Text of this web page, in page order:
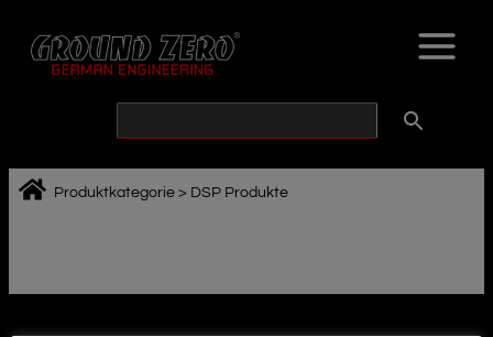
springen
Produktkategorie > DSP Produkte